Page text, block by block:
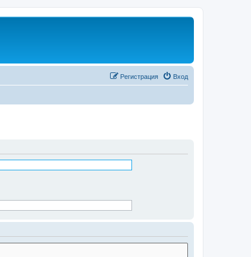
Вход
Регистрация